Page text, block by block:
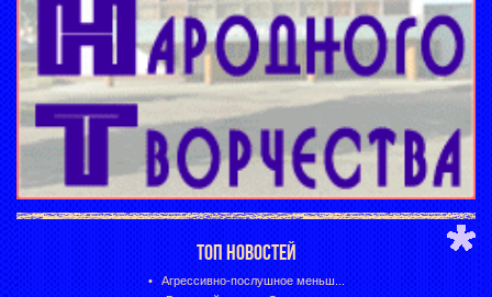
ТОП НОВОСТЕЙ
Агрессивно-послушное меньш...